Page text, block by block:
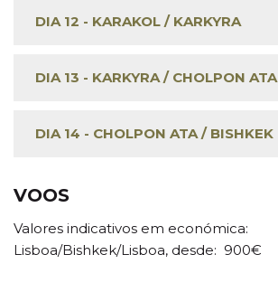
DIA 12 - KARAKOL / KARKYRA
DIA 13 - KARKYRA / CHOLPON ATA
DIA 14 - CHOLPON ATA / BISHKEK
VOOS
Valores indicativos em económica:
Lisboa/Bishkek/Lisboa, desde: 900€